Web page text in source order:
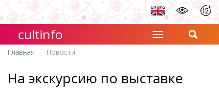
cultinfo
Главная Новости
На экскурсию по выставке